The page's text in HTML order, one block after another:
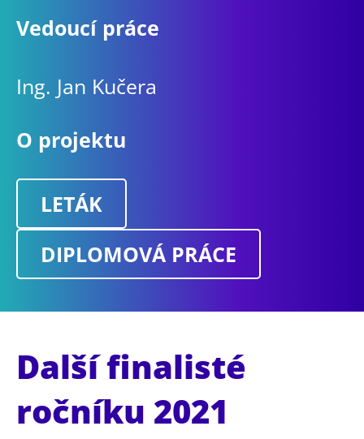
Vedoucí práce
Ing. Jan Kučera
O projektu
LETÁK
DIPLOMOVÁ PRÁCE
Další finalisté
ročníku 2021